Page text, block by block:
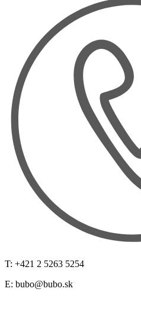
T: +421 2 5263 5254
E: bubo@bubo.sk